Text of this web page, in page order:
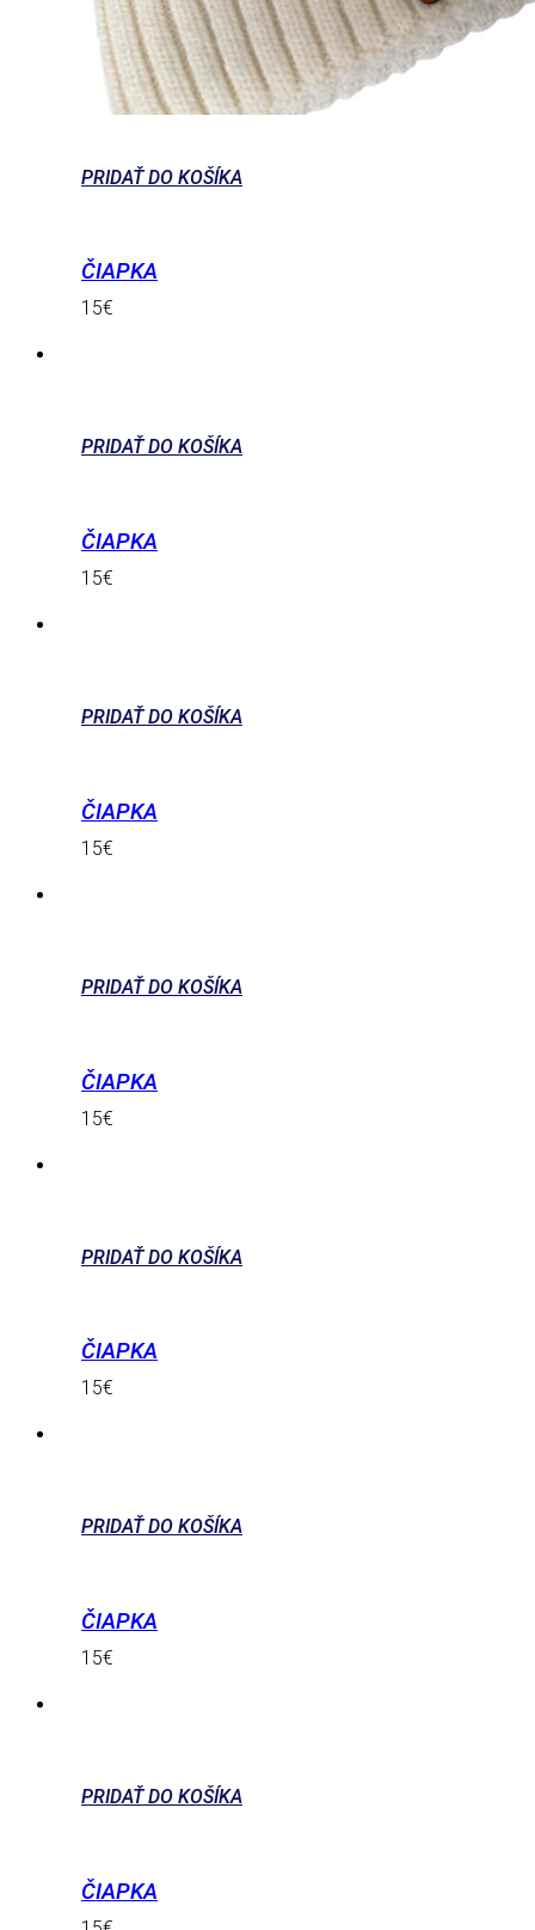
PRIDAŤ DO KOŠÍKA
ČIAPKA
15€
PRIDAŤ DO KOŠÍKA
ČIAPKA
15€
PRIDAŤ DO KOŠÍKA
ČIAPKA
15€
PRIDAŤ DO KOŠÍKA
ČIAPKA
15€
PRIDAŤ DO KOŠÍKA
ČIAPKA
15€
PRIDAŤ DO KOŠÍKA
ČIAPKA
15€
PRIDAŤ DO KOŠÍKA
ČIAPKA